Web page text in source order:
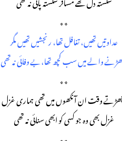
٭٭
عداوتیں تھیں، تغافل تھا، رنجشیں تھیں مگر
والے میں سب کچھ تھا،بے وفائی نہ تھی
٭٭
وقت ان آنکھوں میں تھی ہماری غزل
غزل بھی وہ جو کسی کو ابھی سنائی نہ تھی